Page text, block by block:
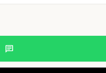
chat